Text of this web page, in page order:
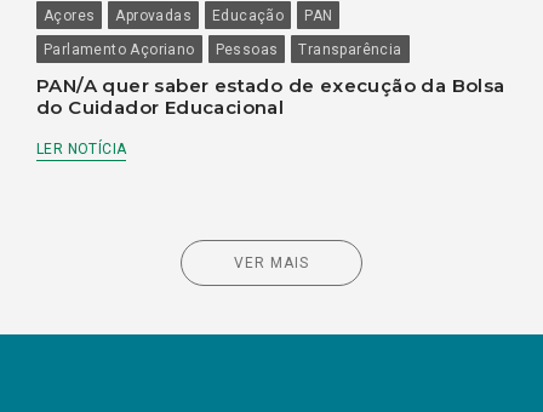
Açores Aprovadas Educação
PAN
Parlamento Açoriano
Pessoas Transparência
PAN/A quer saber estado de execução da Bolsa
do Cuidador Educacional
LER NOTÍCIA
VER MAIS